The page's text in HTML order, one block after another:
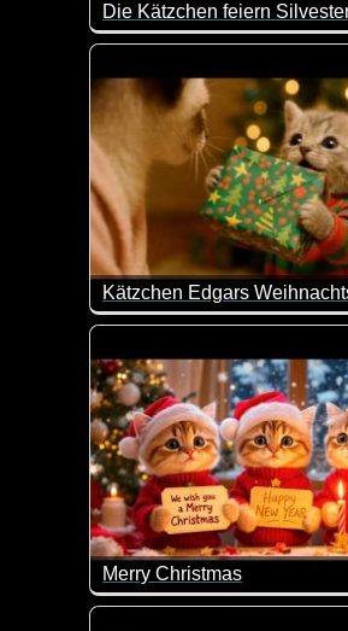
Die Kätzchen feiern
Die niedlichen Kätzchen
Wenn dieses Video nicht
Merry Christmas
Ein tolles Video mit